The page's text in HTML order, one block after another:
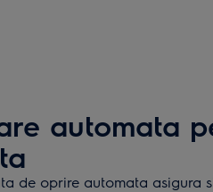
automata
de oprire automata asigura